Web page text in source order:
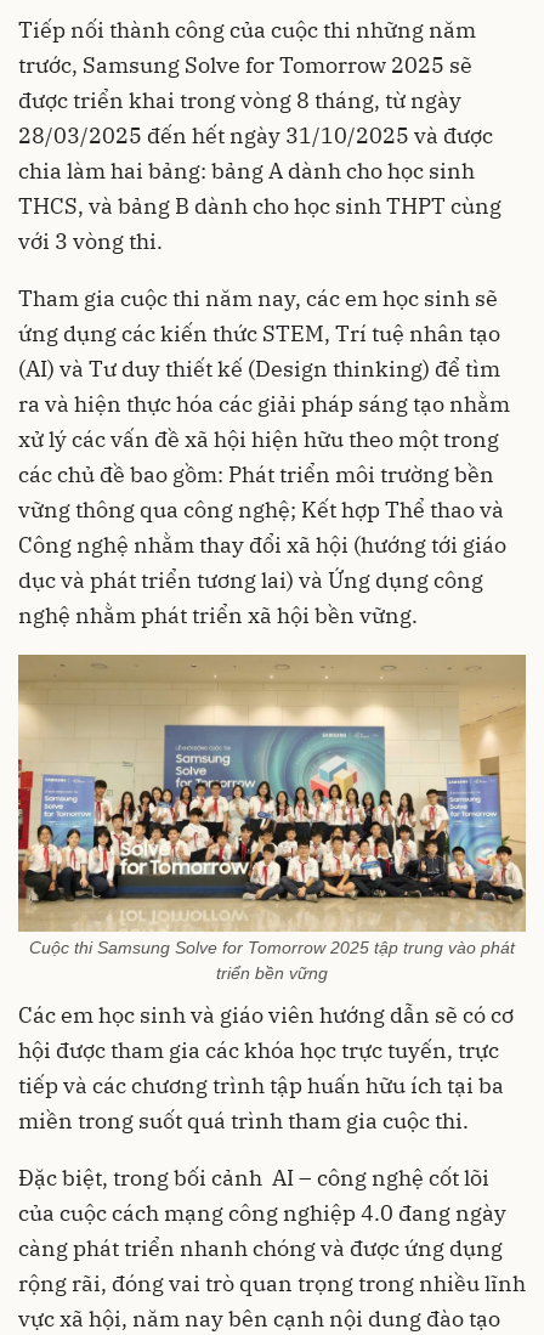
Tiếp nối thành công của cuộc thi những năm
trước, Samsung Solve for Tomorrow 2025 sẽ
được triển khai trong vòng 8 tháng, từ ngày
28/03/2025 đến hết ngày 31/10/2025 và được
chia làm hai bảng: bảng A dành cho học sinh
THCS, và bảng B dành cho học sinh THPT cùng
với 3 vòng thi.
Tham gia cuộc thi năm nay, các em học sinh sẽ
ứng dụng các kiến thức STEM, Trí tuệ nhân tạo
(AI) và Tư duy thiết kế (Design thinking) để tìm
ra và hiện thực hóa các giải pháp sáng tạo nhằm
xử lý các vấn đề xã hội hiện hữu theo một trong
các chủ đề bao gồm: Phát triển môi trường bền
vững thông qua công nghệ; Kết hợp Thể thao và
Công nghệ nhằm thay đổi xã hội (hướng tới giáo
dục và phát triển tương lai) và Ứng dụng công
nghệ nhằm phát triển xã hội bền vững.
Cuộc thi Samsung Solve for Tomorrow 2025 tập trung vào phát
triển bền vững
Các em học sinh và giáo viên hướng dẫn sẽ có cơ
hội được tham gia các khóa học trực tuyến, trực
tiếp và các chương trình tập huấn hữu ích tại ba
miền trong suốt quá trình tham gia cuộc thi.
Đặc biệt, trong bối cảnh AI – công nghệ cốt lõi
của cuộc cách mạng công nghiệp 4.0 đang ngày
càng phát triển nhanh chóng và được ứng dụng
rộng rãi, đóng vai trò quan trọng trong nhiều lĩnh
vực xã hội, năm nay bên cạnh nội dung đào tạo